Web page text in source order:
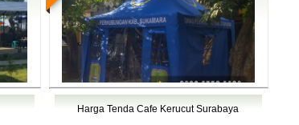
Harga Tenda Cafe Kerucut Surabaya